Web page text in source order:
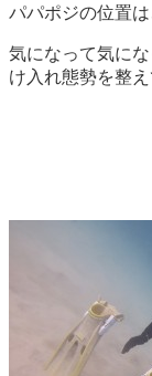
パパポジの位置
気になって気に
け入れ態勢を整